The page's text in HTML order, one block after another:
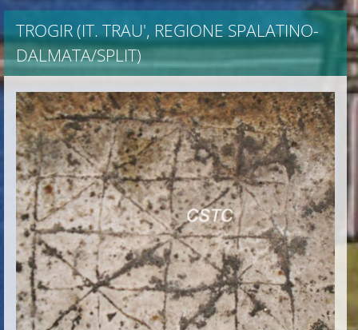
TROGIR (IT. TRAU', REGIONE SPALATINO-
DALMATA/SPLIT)